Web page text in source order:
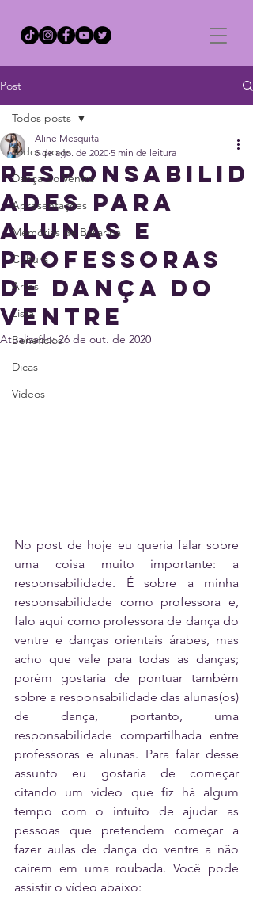
Post
Todos posts
Dança do Ventre
Apresentações
Memórias de Bailarina
Cultura
Artes
Lista
Benefícios
Dicas
Vídeos
Todos posts
Responsabilid
ades para
alunas e
professoras
de dança do
ventre
Aline Mesquita
5 de ago. de 2020 5 min de leitura
Atualizado:26 de out. de 2020
No post de hoje eu queria falar sobre
uma coisa muito importante: a
responsabilidade. É sobre a minha
responsabilidade como professora e,
falo aqui como professora de dança do
ventre e danças orientais árabes, mas
acho que vale para todas as danças;
porém gostaria de pontuar também
sobre a responsabilidade das alunas(os)
de dança, portanto, uma
responsabilidade compartilhada entre
professoras e alunas. Para falar desse
assunto eu gostaria de começar
citando um vídeo que fiz há algum
tempo com o intuito de ajudar as
pessoas que pretendem começar a
fazer aulas de dança do ventre a não
caírem em uma roubada. Você pode
assistir o vídeo abaixo: